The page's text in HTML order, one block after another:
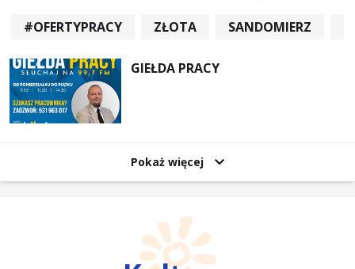
#OFERTYPRACY ZŁOTA SANDOMIERZ
GIEŁDA PRACY
Pokaż więcej